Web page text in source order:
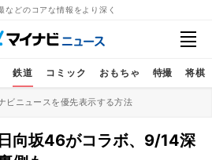
などのコアな情報をより深く
鉄道 コミック おもちゃ 特撮 将棋
ビニュースを優先表示する方法
向坂46がコラボ、9/14深